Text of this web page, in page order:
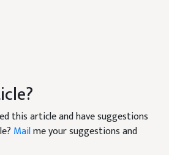
this article and have suggestions
Mailme your suggestions and